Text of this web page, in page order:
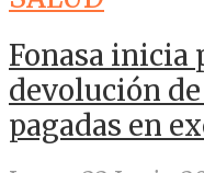
Fonasa inicia
devolución
pagadas en